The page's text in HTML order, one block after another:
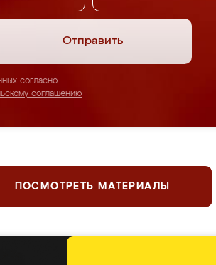
Отправить
согласно
соглашению
ПОСМОТРЕТЬ МАТЕРИАЛЫ